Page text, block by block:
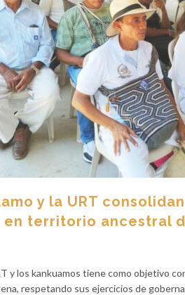
y la URT
territorio ancestral
y los kankuamos tiene como objetivo
respetando sus ejercicios de